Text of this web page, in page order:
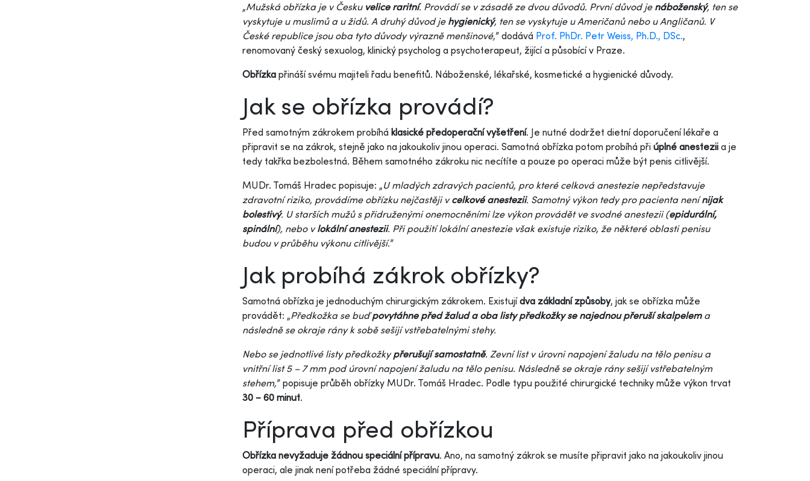
„Mužská obřízka je v Česku velice raritní. Provádí se v zásadě ze dvou důvodů. První důvod je náboženský, ten se
vyskytuje u muslimů a u židů. A druhý důvod je hygienický, ten se vyskytuje u Američanů nebo u Angličanů. V
České republice jsou oba tyto důvody výrazně menšinové,” dodává Prof. PhDr. Petr Weiss, Ph.D., DSc.,
renomovaný český sexuolog, klinický psycholog a psychoterapeut, žijící a působící v Praze.
Obřízka přináší svému majiteli řadu benefitů. Náboženské, lékařské, kosmetické a hygienické důvody.
Jak se obřízka provádí?
Před samotným zákrokem probíhá klasické předoperační vyšetření. Je nutné dodržet dietní doporučení lékaře a
připravit se na zákrok, stejně jako na jakoukoliv jinou operaci. Samotná obřízka potom probíhá při úplné anestezii a je
tedy takřka bezbolestná. Během samotného zákroku nic necítíte a pouze po operaci může být penis citlivější.
MUDr. Tomáš Hradec popisuje: „U mladých zdravých pacientů, pro které celková anestezie nepředstavuje
zdravotní riziko, provádíme obřízku nejčastěji vcelkové anestezii. Samotný výkon tedy pro pacienta nenínijak
bolestivý. U starších mužů s přidruženými onemocněními lze výkon provádět ve svodné anestezii (epidurální,
spinální), nebo vlokální anestezii. Při použití lokální anestezie však existuje riziko, že některé oblasti penisu
budou v průběhu výkonu citlivější.”
Jak probíhá zákrok obřízky?
Samotná obřízka je jednoduchým chirurgickým zákrokem. Existujídva základní způsoby, jak se obřízka může
provádět: „Předkožka se buďpovytáhne před žalud a oba listy předkožky se najednou přeruší skalpelema
následně se okraje rány k sobě sešijí vstřebatelnými stehy.
Nebo se jednotlivé listy předkožkypřerušují samostatně. Zevní list v úrovni napojení žaludu na tělo penisu a
vnitřní list 5 – 7 mm pod úrovní napojení žaludu na tělo penisu. Následně se okraje rány sešijí vstřebatelným
stehem,” popisuje průběh obřízky MUDr. Tomáš Hradec. Podle typu použité chirurgické techniky může výkon trvat
30 – 60 minut.
Příprava před obřízkou
Obřízka nevyžaduje žádnou speciální přípravu. Ano, na samotný zákrok se musíte připravit jako na jakoukoliv jinou
operaci, ale jinak není potřeba žádné speciální přípravy.